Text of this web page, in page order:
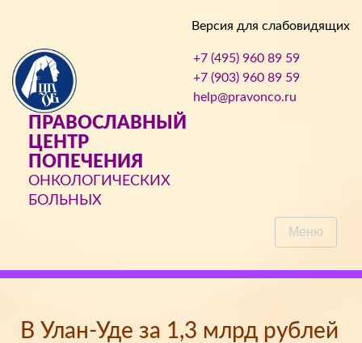
Версия для слабовидящих
ПРАВОСЛАВНЫЙ
ЦЕНТР
ПОПЕЧЕНИЯ
ОНКОЛОГИЧЕСКИХ
БОЛЬНЫХ
+7 (495) 960 89 59
+7 (903) 960 89 59
help@pravonco.ru
Меню
В Улан-Уде за 1,3 млрд рублей